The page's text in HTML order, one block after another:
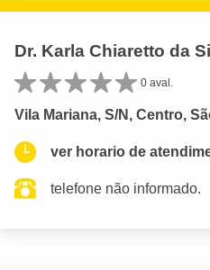
Dr. Karla Chiaretto da
0 aval.
Vila Mariana, S/N, Centro,
ver horario de
telefone não informado.